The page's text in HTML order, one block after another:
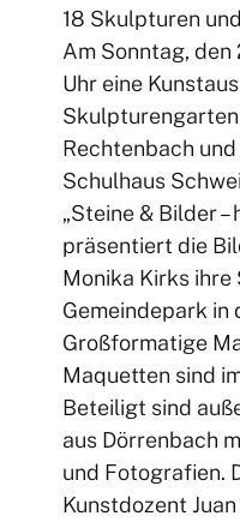
18 Skulpturen
Am Sonntag, den
Uhr eine
Rechtenbach
Schulhaus
„Steine & Bilder –
präsentiert die
Monika Kirks
Gemeindepark in
Großformatige
Maquetten sind
Beteiligt sind
aus Dörrenbach
und Fotografien.
Kunstdozent